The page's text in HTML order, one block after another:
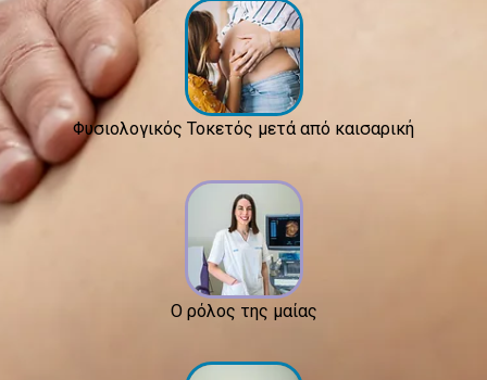
Φυσιολογικός Τοκετός μετά από καισαρική
Ο ρόλος της μαίας